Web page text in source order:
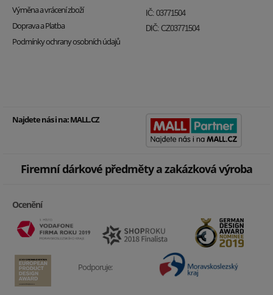
Výměna a vrácení zboží
Doprava a Platba
Podmínky ochrany osobních údajů
IČ: 03771504
DIČ: CZ03771504
Najdete nás i na:MALL.CZ
Firemní dárkové předměty a zakázková výroba
Ocenění
Podporuje: